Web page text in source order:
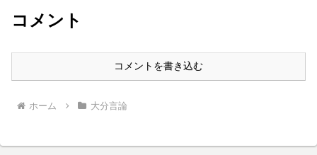
コメント
コメントを書き込む
ホーム 大分言論